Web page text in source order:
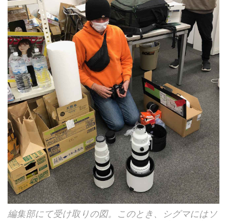
編集部にて受け取りの図。このとき、シグマにはソ